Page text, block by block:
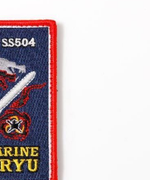
グ・タオル・ストラップ・